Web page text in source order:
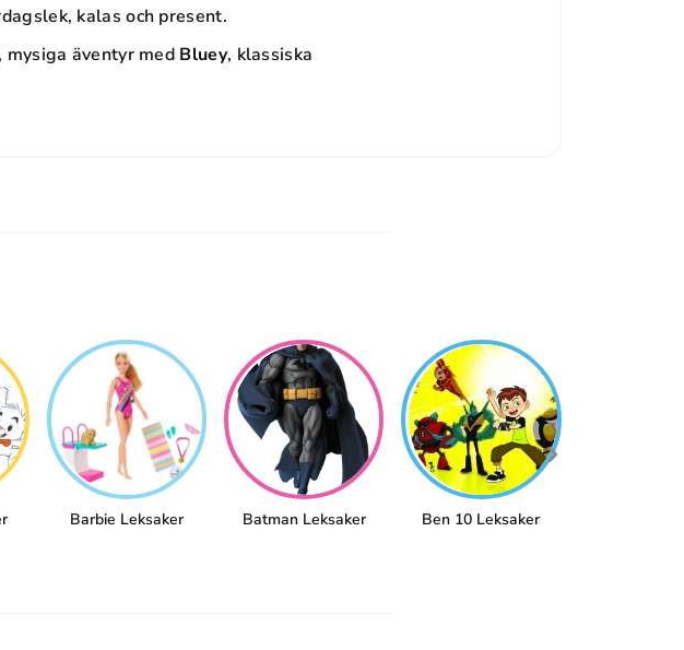
kalas och present.
, mysiga äventyr med Bluey, klassiska
Barbie Leksaker Batman Leksaker Ben 10 Leksaker